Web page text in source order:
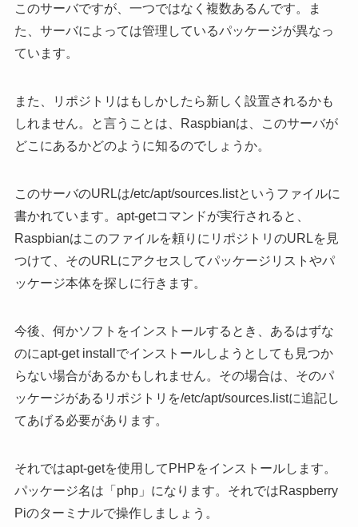
このサーバですが、一つではなく複数あるんです。ま
た、サーバによっては管理しているパッケージが異なっ
ています。
また、リポジトリはもしかしたら新しく設置されるかも
しれません。と言うことは、Raspbianは、このサーバが
どこにあるかどのように知るのでしょうか。
このサーバのURLは/etc/apt/sources.listというファイルに
書かれています。apt-getコマンドが実行されると、
Raspbianはこのファイルを頼りにリポジトリのURLを見
つけて、そのURLにアクセスしてパッケージリストやパ
ッケージ本体を探しに行きます。
今後、何かソフトをインストールするとき、あるはずな
のにapt-get installでインストールしようとしても見つか
らない場合があるかもしれません。その場合は、そのパ
ッケージがあるリポジトリを/etc/apt/sources.listに追記し
てあげる必要があります。
それではapt-getを使用してPHPをインストールします。
パッケージ名は「php」になります。それではRaspberry
Piのターミナルで操作しましょう。